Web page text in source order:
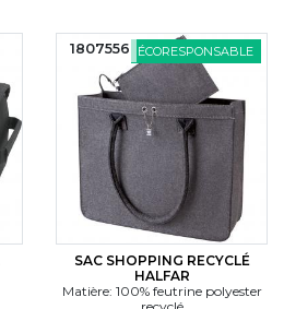
ÉCORESPONSABLE
SAC SHOPPING RECYCLÉ
HALFAR
Matière: 100% feutrine polyester
1807556